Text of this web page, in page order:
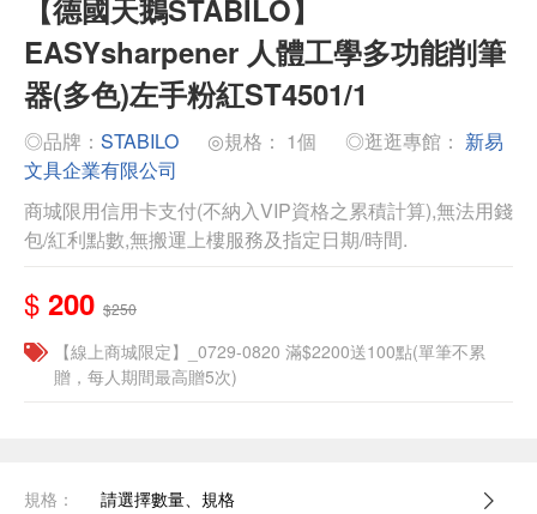
【德國天鵝STABILO】
EASYsharpener 人體工學多功能削筆
器(多色)左手粉紅ST4501/1
◎品牌： STABILO ◎規格： 1個 ◎逛逛專館： 新易
文具企業有限公司
商城限用信用卡支付(不納入VIP資格之累積計算),無法用錢
包/紅利點數,無搬運上樓服務及指定日期/時間.
$ 200 $250
【線上商城限定】_0729-0820 滿$2200送100點(單筆不累
贈，每人期間最高贈5次)
規格： 請選擇數量、規格